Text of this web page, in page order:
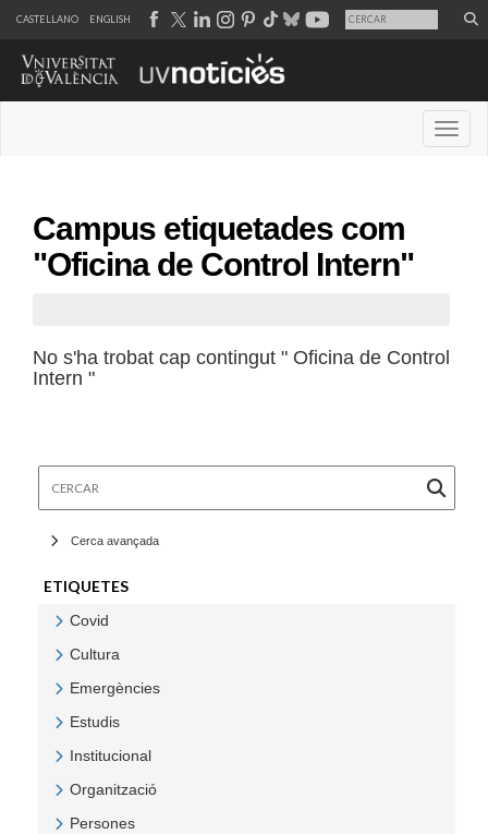
CASTELLANO ENGLISH
Campus etiquetades com
"Oficina de Control Intern"
No s'ha trobat cap contingut " Oficina de Control
Intern "
Cerca avançada
ETIQUETES
Covid
Cultura
Emergències
Estudis
Institucional
Organització
Persones